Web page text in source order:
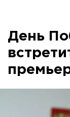
День